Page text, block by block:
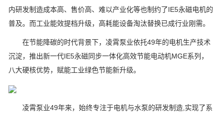
内研发制造成本高、售价高、难以产业化等也制约了IE5永磁电机的
普及。而工业能效提档升级，高耗能设备淘汰替换已成行业刚需。
在节能降碳的时代背景下，凌霄泵业依托49年的电机生产技术
沉淀，推出新一代IE5永磁同步一体化高效节能电动机MGE系列，
八大硬核优势，赋能工业绿色节能新升级。
凌霄泵业49年来，始终专注于电机与水泵的研发制造,实现了系